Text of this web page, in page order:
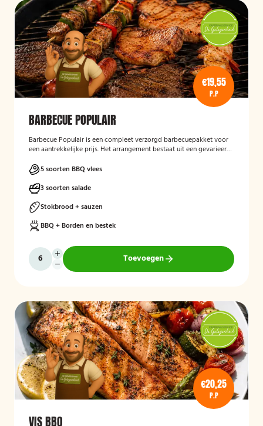
€19,55
P.P
BARBECUE POPULAIR
Barbecue Populair is een compleet verzorgd barbecuepakket voor
een aantrekkelijke prijs. Het arrangement bestaat uit een gevarieerde
stokbrood. Daarnaast worden barbecue, borden en bestek
meegeleverd en weer opgehaald, zodat gasten zorgeloos kunnen
genieten van een gezellige barbecue.
5 soorten BBQ vlees
3 soorten salade
Stokbrood + sauzen
BBQ + Borden en bestek
Toevoegen
€20,25
P.P
VIS BBQ